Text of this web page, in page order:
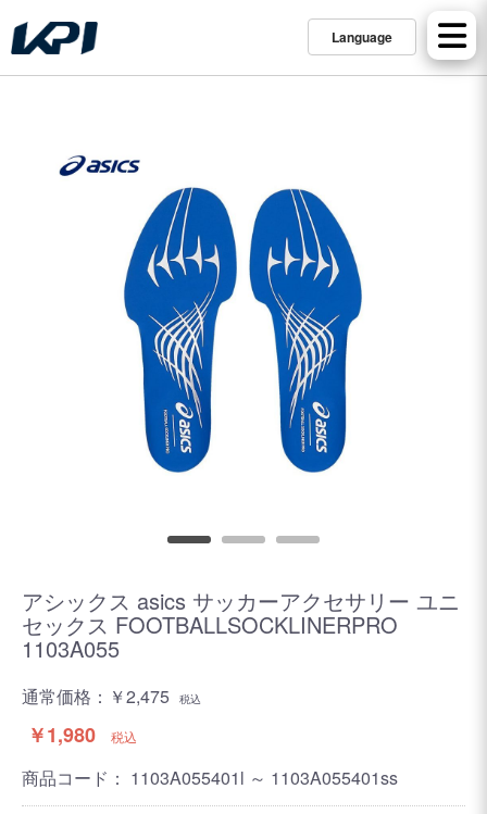
Language
アシックス asics サッカーアクセサリー ユニ
セックス FOOTBALLSOCKLINERPRO
1103A055
通常価格： ￥2,475 税込
￥1,980 税込
商品コード： 1103A055401l ～ 1103A055401ss